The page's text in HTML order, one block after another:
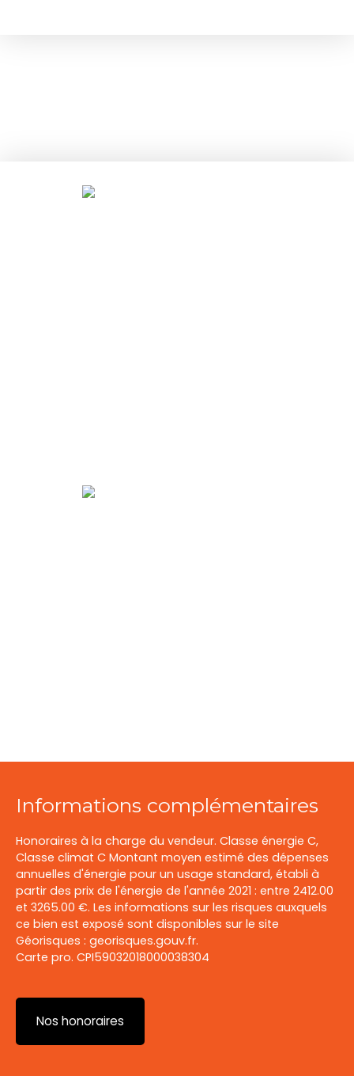
Informations complémentaires
Honoraires à la charge du vendeur. Classe énergie C,
Classe climat C Montant moyen estimé des dépenses
annuelles d'énergie pour un usage standard, établi à
partir des prix de l'énergie de l'année 2021 : entre 2412.00
et 3265.00 €. Les informations sur les risques auxquels
ce bien est exposé sont disponibles sur le site
Géorisques : georisques.gouv.fr.
Carte pro. CPI59032018000038304
Nos honoraires